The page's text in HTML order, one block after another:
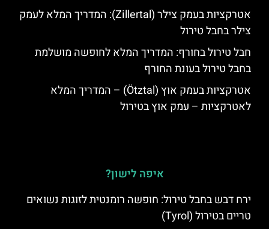
אטרקציות בעמק צילר (Zillertal): המדריך המלא לעמק
צילר בחבל טירול
חבל טירול בחורף: המדריך המלא לחופשה מושלמת
בחבל טירול בעונת החורף
אטרקציות בעמק אוץ (Ötztal) – המדריך המלא
לאטרקציות – עמק אוץ בטירול
איפה לישון?
ירח דבש בחבל טירול: חופשה רומנטית לזוגות נשואים
טריים בטירול (Tyrol)